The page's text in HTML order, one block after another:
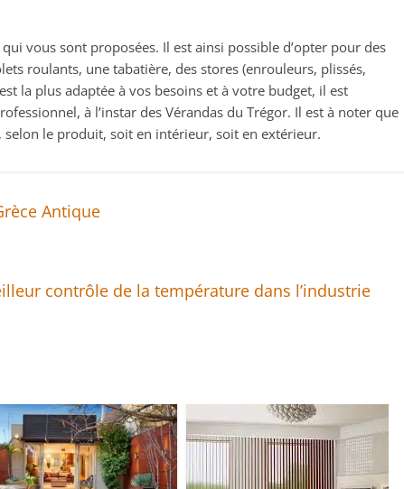
vous sont proposées. Il est ainsi possible d’opter pour des
roulants, une tabatière, des stores (enrouleurs, plissés,
la plus adaptée à vos besoins et à votre budget, il est
à l’instar des Vérandas du Trégor. Il est à noter que
le produit, soit en intérieur, soit en extérieur.
Antique
contrôle de la température dans l’industrie